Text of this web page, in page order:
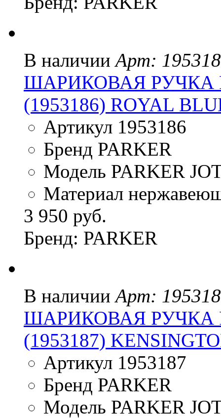
В наличии Арт:
ШАРИКОВАЯ РУЧКА
(1953186) ROYAL
Артикул 1953186
Бренд PARKER
Модель PARKER
Материал
3 950 руб.
Бренд: PARKER
В наличии Арт:
ШАРИКОВАЯ РУЧКА
(1953187)
Артикул 1953187
Бренд PARKER
Модель PARKER